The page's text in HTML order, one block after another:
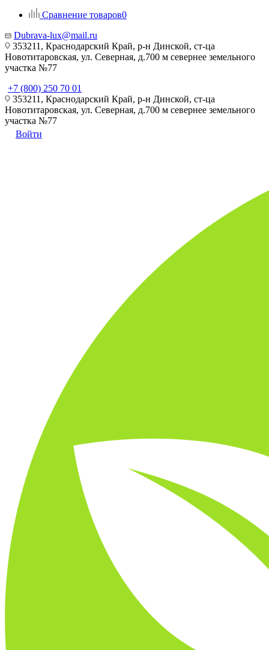
Сравнение товаров0
Dubrava-lux@mail.ru
353211, Краснодарский Край, р-н Динской, ст-ца
Новотитаровская, ул. Северная, д.700 м севернее земельного
участка №77
+7 (800) 250 70 01
353211, Краснодарский Край, р-н Динской, ст-ца
Новотитаровская, ул. Северная, д.700 м севернее земельного
участка №77
Войти